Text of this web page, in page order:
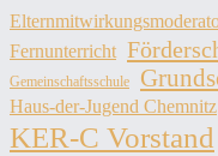
Fernunterricht
Gemeinschaftsschule
Haus-der-Jugend Chemnitz
KER-C Vorstand